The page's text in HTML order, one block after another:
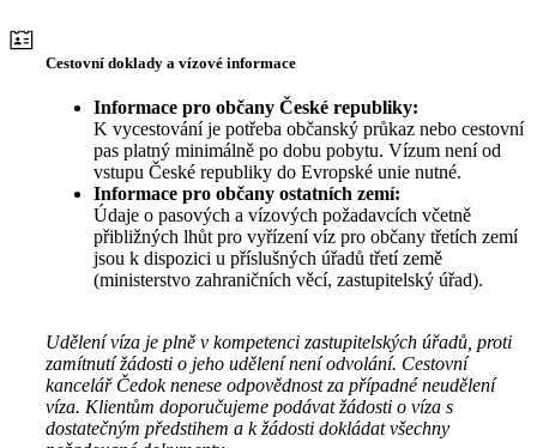
Cestovní doklady a vízové informace
Informace pro občany České republiky:
K vycestování je potřeba občanský průkaz nebo cestovní
pas platný minimálně po dobu pobytu. Vízum není od
vstupu České republiky do Evropské unie nutné.
Informace pro občany ostatních zemí:
Údaje o pasových a vízových požadavcích včetně
přibližných lhůt pro vyřízení víz pro občany třetích zemí
jsou k dispozici u příslušných úřadů třetí země
(ministerstvo zahraničních věcí, zastupitelský úřad).
Udělení víza je plně v kompetenci zastupitelských úřadů, proti
zamítnutí žádosti o jeho udělení není odvolání. Cestovní
kancelář Čedok nenese odpovědnost za případné neudělení
víza. Klientům doporučujeme podávat žádosti o víza s
dostatečným předstihem a k žádosti dokládat všechny